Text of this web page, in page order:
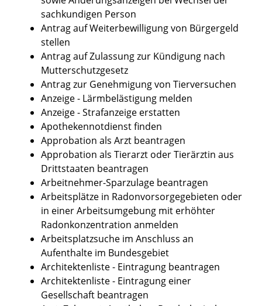
sachkundigen Person
Antrag auf Weiterbewilligung von Bürgergeld
stellen
Antrag auf Zulassung zur Kündigung nach
Mutterschutzgesetz
Antrag zur Genehmigung von Tierversuchen
Anzeige - Lärmbelästigung melden
Anzeige - Strafanzeige erstatten
Apothekennotdienst finden
Approbation als Arzt beantragen
Approbation als Tierarzt oder Tierärztin aus
Drittstaaten beantragen
Arbeitnehmer-Sparzulage beantragen
Arbeitsplätze in Radonvorsorgegebieten oder
in einer Arbeitsumgebung mit erhöhter
Radonkonzentration anmelden
Arbeitsplatzsuche im Anschluss an
Aufenthalte im Bundesgebiet
Architektenliste - Eintragung beantragen
Architektenliste - Eintragung einer
Gesellschaft beantragen